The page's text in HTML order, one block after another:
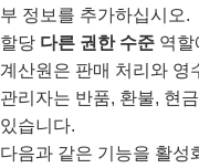
부 정보를 추가하십시오.
할당 다른 권한 수준 역할
계산원은 판매 처리와 영
관리자는 반품, 환불, 현
있습니다.
다음과 같은 기능을 활성